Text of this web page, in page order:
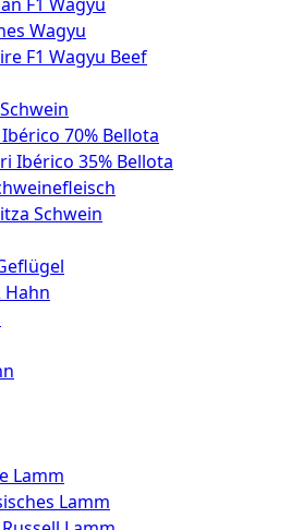
Wagyu
F1 Wagyu Beef
70% Bellota
Ibérico 35% Bellota
Schwein
Hahn
Lamm
Lamm